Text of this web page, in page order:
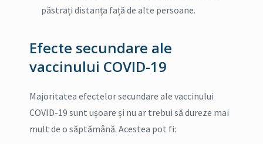
păstrați distanța față de alte persoane.
Efecte secundare ale
vaccinului COVID-19
Majoritatea efectelor secundare ale vaccinului
COVID-19 sunt ușoare și nu ar trebui să dureze mai
mult de o săptămână. Acestea pot fi: